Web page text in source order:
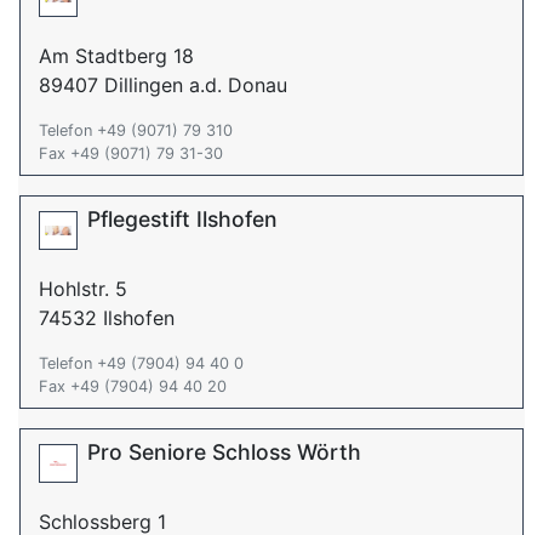
Am Stadtberg 18
89407 Dillingen a.d. Donau
Telefon +49 (9071) 79 310
Fax +49 (9071) 79 31-30
Pflegestift Ilshofen
Hohlstr. 5
74532 Ilshofen
Telefon +49 (7904) 94 40 0
Fax +49 (7904) 94 40 20
Pro Seniore Schloss Wörth
Schlossberg 1